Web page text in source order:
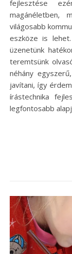
fejlesztése
magánéletben,
világosabb
eszköze is
üzenetünk
teremtsünk
néhány
javítani, így
írástechnika
legfontosabb